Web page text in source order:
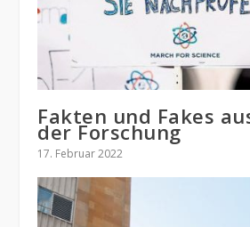
Fakten und Fakes
der Forschung
17. Februar 2022